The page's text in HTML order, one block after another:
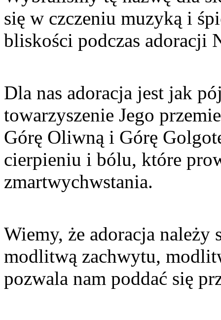
się w czczeniu muzyką i
bliskości podczas adoracji
Dla nas adoracja jest jak
towarzyszenie Jego
Górę Oliwną i Górę
cierpieniu i bólu, które
zmartwychwstania.
Wiemy, że adoracja należy
modlitwą zachwytu,
pozwala nam poddać się